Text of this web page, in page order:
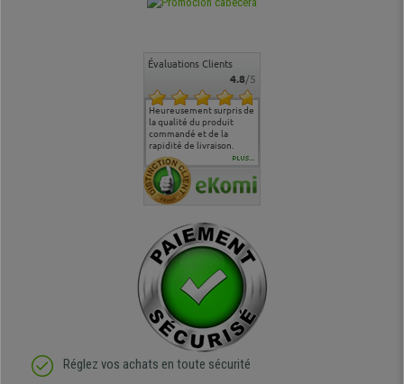
Évaluations Clients
4.8/5
Heureusement surpris de
la qualité du produit
commandé et de la
rapidité de livraison.
de l'aménagement et ne
regrette pas mon achat.
PLUS...
Réglez vos achats en toute sécurité